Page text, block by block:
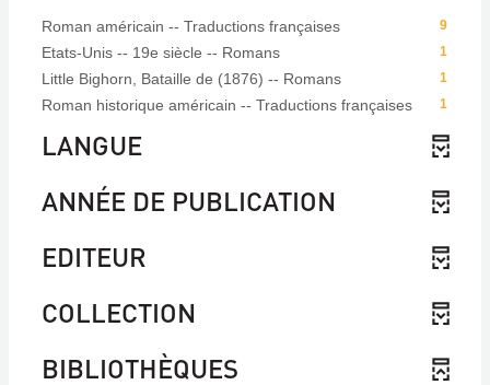
9
Roman américain -- Traductions françaises
1
Etats-Unis -- 19e siècle -- Romans
1
Little Bighorn, Bataille de (1876) -- Romans
1
Roman historique américain -- Traductions françaises
LANGUE
ANNÉE DE PUBLICATION
EDITEUR
COLLECTION
BIBLIOTHÈQUES